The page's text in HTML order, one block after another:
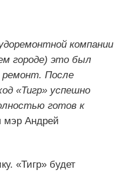
компании
городе) это был
ремонт. После
«Тигр» успешно
готов к
мэр Андрей
«Тигр» будет